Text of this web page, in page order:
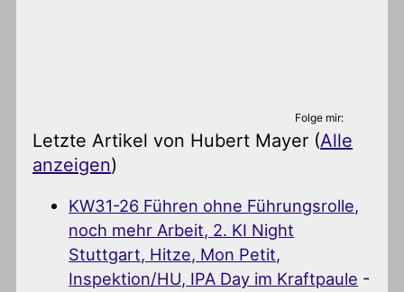
Folge mir:
Letzte Artikel von Hubert Mayer (Alle
anzeigen)
KW31-26 Führen ohne Führungsrolle,
noch mehr Arbeit, 2. KI Night
Stuttgart, Hitze, Mon Petit,
Inspektion/HU, IPA Day im Kraftpaule -